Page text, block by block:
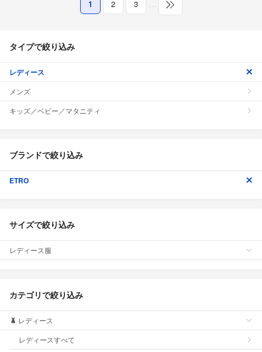
1 2 3 …
タイプで絞り込み
レディース
メンズ
キッズ／ベビー／マタニティ
ブランドで絞り込み
ETRO
サイズで絞り込み
レディース服
カテゴリで絞り込み
レディース
レディースすべて